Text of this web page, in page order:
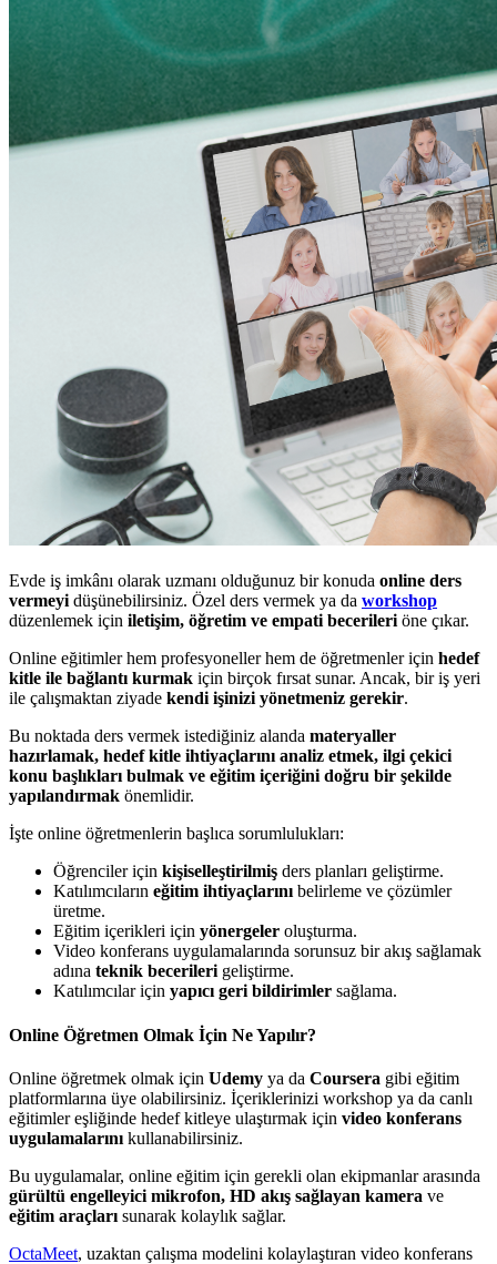
Evde iş imkânı olarak uzmanı olduğunuz bir konuda online ders
vermeyi düşünebilirsiniz. Özel ders vermek ya da workshop
düzenlemek için iletişim, öğretim ve empati becerileri öne çıkar.
Online eğitimler hem profesyoneller hem de öğretmenler için hedef
kitle ile bağlantı kurmak için birçok fırsat sunar. Ancak, bir iş yeri
ile çalışmaktan ziyade kendi işinizi yönetmeniz gerekir.
Bu noktada ders vermek istediğiniz alanda materyaller
hazırlamak, hedef kitle ihtiyaçlarını analiz etmek, ilgi çekici
konu başlıkları bulmak ve eğitim içeriğini doğru bir şekilde
yapılandırmak önemlidir.
İşte online öğretmenlerin başlıca sorumlulukları:
Öğrenciler için kişiselleştirilmiş ders planları geliştirme.
Katılımcıların eğitim ihtiyaçlarını belirleme ve çözümler
üretme.
Eğitim içerikleri için yönergeler oluşturma.
Video konferans uygulamalarında sorunsuz bir akış sağlamak
adına teknik becerileri geliştirme.
Katılımcılar için yapıcı geri bildirimler sağlama.
Online Öğretmen Olmak İçin Ne Yapılır?
Online öğretmek olmak için Udemy ya da Coursera gibi eğitim
platformlarına üye olabilirsiniz. İçeriklerinizi workshop ya da canlı
eğitimler eşliğinde hedef kitleye ulaştırmak için video konferans
uygulamalarını kullanabilirsiniz.
Bu uygulamalar, online eğitim için gerekli olan ekipmanlar arasında
gürültü engelleyici mikrofon, HD akış sağlayan kamera ve
eğitim araçları sunarak kolaylık sağlar.
OctaMeet, uzaktan çalışma modelini kolaylaştıran video konferans